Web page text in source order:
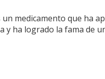
un medicamento que ha
y ha logrado la fama de